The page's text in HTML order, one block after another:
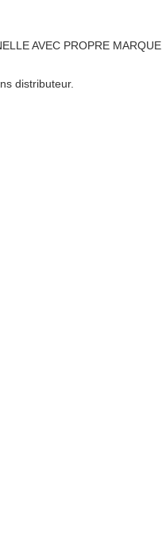
AVEC PROPRE MARQUE.
distributeur.